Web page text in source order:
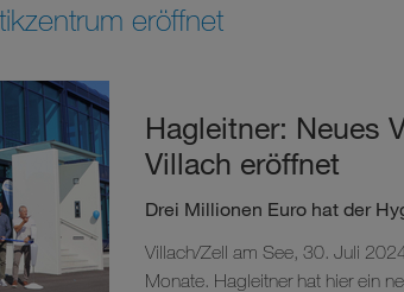
eröffnet
Hagleitner: Neues
Villach eröffnet
Drei Millionen Euro hat der
Villach/Zell am See, 30. Juli
Monate. Hagleitner hat hier ein